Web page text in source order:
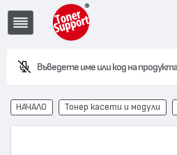
НАЧАЛО Тонер касети и модули